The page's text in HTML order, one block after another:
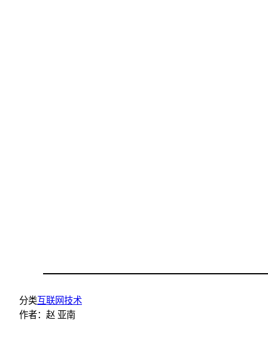
分类互联网技术
作者： 赵 亚南